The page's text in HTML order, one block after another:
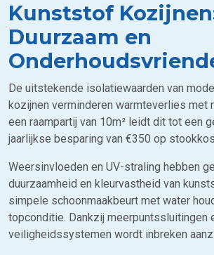
Kunststof
Duurzaam en
De uitstekende isolatiewaarden van
kozijnen verminderen warmteverlies met
een raampartij van 10m² leidt dit tot een
jaarlijkse besparing van €350 op
Weersinvloeden en UV-straling hebben
duurzaamheid en kleurvastheid van
simpele schoonmaakbeurt met water
topconditie. Dankzij meerpuntssluitingen
veiligheidssystemen wordt inbreken